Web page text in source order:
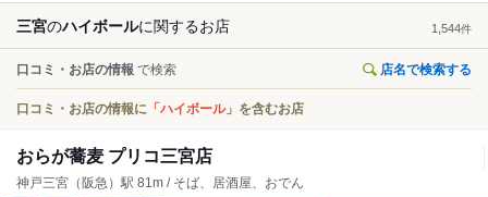
三宮のハイボールに関するお店 1,544件
口コミ・お店の情報 で検索 店名で検索する
口コミ・お店の情報に 「ハイボール」 を含むお店
おらが蕎麦 プリコ三宮店
神戸三宮（阪急）駅 81m / そば、居酒屋、おでん